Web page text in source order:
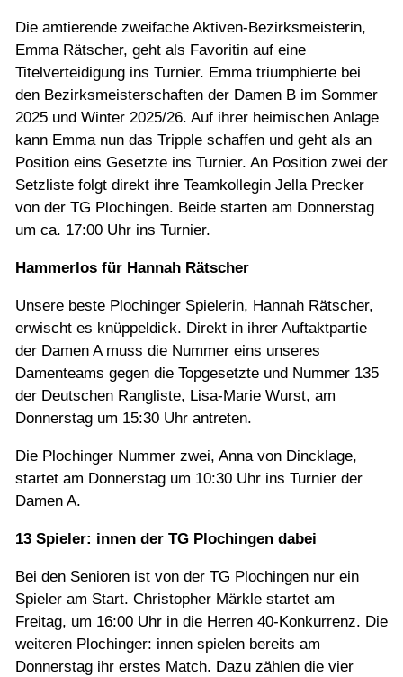
Die amtierende zweifache Aktiven-Bezirksmeisterin,
Emma Rätscher, geht als Favoritin auf eine
Titelverteidigung ins Turnier. Emma triumphierte bei
den Bezirksmeisterschaften der Damen B im Sommer
2025 und Winter 2025/26. Auf ihrer heimischen Anlage
kann Emma nun das Tripple schaffen und geht als an
Position eins Gesetzte ins Turnier. An Position zwei der
Setzliste folgt direkt ihre Teamkollegin Jella Precker
von der TG Plochingen. Beide starten am Donnerstag
um ca. 17:00 Uhr ins Turnier.
Hammerlos für Hannah Rätscher
Unsere beste Plochinger Spielerin, Hannah Rätscher,
erwischt es knüppeldick. Direkt in ihrer Auftaktpartie
der Damen A muss die Nummer eins unseres
Damenteams gegen die Topgesetzte und Nummer 135
der Deutschen Rangliste, Lisa-Marie Wurst, am
Donnerstag um 15:30 Uhr antreten.
Die Plochinger Nummer zwei, Anna von Dincklage,
startet am Donnerstag um 10:30 Uhr ins Turnier der
Damen A.
13 Spieler: innen der TG Plochingen dabei
Bei den Senioren ist von der TG Plochingen nur ein
Spieler am Start. Christopher Märkle startet am
Freitag, um 16:00 Uhr in die Herren 40-Konkurrenz. Die
weiteren Plochinger: innen spielen bereits am
Donnerstag ihr erstes Match. Dazu zählen die vier